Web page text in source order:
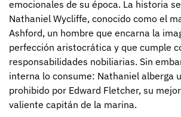
emocionales de su época. La historia
Nathaniel Wycliffe, conocido como el
Ashford, un hombre que encarna la
perfección aristocrática y que cumple
responsabilidades nobiliarias. Sin
interna lo consume: Nathaniel alberga
prohibido por Edward Fletcher, su
valiente capitán de la marina.